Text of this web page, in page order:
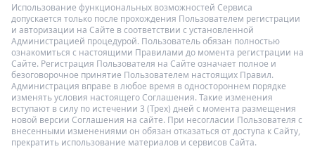
Использование функциональных возможностей Сервиса
допускается только после прохождения Пользователем регистрации
и авторизации на Сайте в соответствии с установленной
Администрацией процедурой. Пользователь обязан полностью
ознакомиться с настоящими Правилами до момента регистрации на
Сайте. Регистрация Пользователя на Сайте означает полное и
безоговорочное принятие Пользователем настоящих Правил.
Администрация вправе в любое время в одностороннем порядке
изменять условия настоящего Соглашения. Такие изменения
вступают в силу по истечении 3 (Трех) дней с момента размещения
новой версии Соглашения на сайте. При несогласии Пользователя с
внесенными изменениями он обязан отказаться от доступа к Сайту,
прекратить использование материалов и сервисов Сайта.